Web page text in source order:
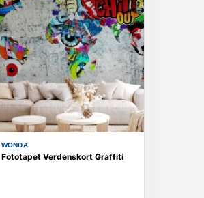
WONDA
Fototapet Verdenskort Graffiti